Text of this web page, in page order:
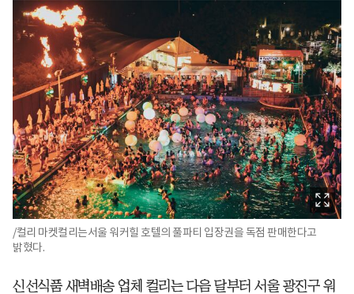
/컬리 마켓컬리는서울 워커힐 호텔의 풀파티 입장권을 독점 판매한다고
밝혔다.
신선식품 새벽배송 업체 컬리는 다음 달부터 서울 광진구 워